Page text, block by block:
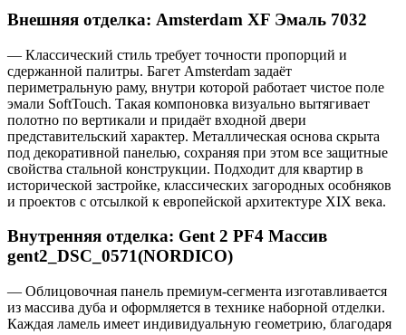
Внешняя отделка: Amsterdam XF Эмаль 7032
— Классический стиль требует точности пропорций и
сдержанной палитры. Багет Amsterdam задаёт
периметральную раму, внутри которой работает чистое поле
эмали SoftTouch. Такая компоновка визуально вытягивает
полотно по вертикали и придаёт входной двери
представительский характер. Металлическая основа скрыта
под декоративной панелью, сохраняя при этом все защитные
свойства стальной конструкции. Подходит для квартир в
исторической застройке, классических загородных особняков
и проектов с отсылкой к европейской архитектуре XIX века.
Внутренняя отделка: Gent 2 PF4 Массив
gent2_DSC_0571(NORDICO)
— Облицовочная панель премиум-сегмента изготавливается
из массива дуба и оформляется в технике наборной отделки.
Каждая ламель имеет индивидуальную геометрию, благодаря